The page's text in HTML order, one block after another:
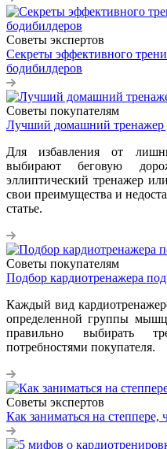
Советы экспертов
Секреты эффективного
бодибилдеров
Советы покупателям
Лучший домашний тренажер
Для избавления от
выбирают беговую
эллиптический тренажер
свои преимущества и
статье.
Советы покупателям
Подбор кардиотренажера под
Каждый вид
определенной группы
правильно выбирать
потребностями покупателя.
Советы экспертов
Как заниматься на степпере,